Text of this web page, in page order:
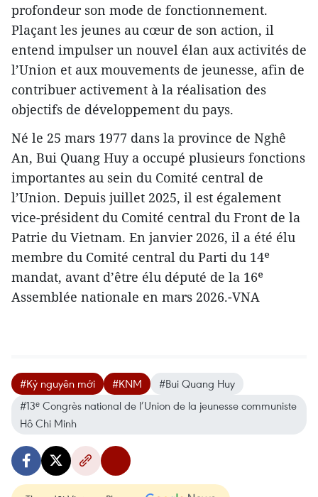
profondeur son mode de fonctionnement.
Plaçant les jeunes au cœur de son action, il
entend impulser un nouvel élan aux activités de
l’Union et aux mouvements de jeunesse, afin de
contribuer activement à la réalisation des
objectifs de développement du pays.
Né le 25 mars 1977 dans la province de Nghê
An, Bui Quang Huy a occupé plusieurs fonctions
importantes au sein du Comité central de
l’Union. Depuis juillet 2025, il est également
vice-président du Comité central du Front de la
Patrie du Vietnam. En janvier 2026, il a été élu
membre du Comité central du Parti du 14ᵉ
mandat, avant d’être élu député de la 16ᵉ
Assemblée nationale en mars 2026.-VNA
#Kỷ nguyên mới #KNM
#Bui Quang Huy
#13ᵉ Congrès national de l’Union de la jeunesse communiste
Hô Chi Minh